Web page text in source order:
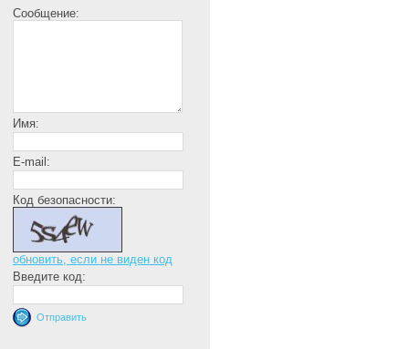
Сообщение:
Имя:
E-mail:
Код безопасности:
обновить, если не виден код
Введите код: